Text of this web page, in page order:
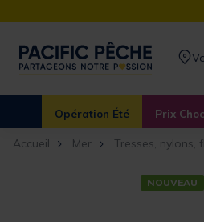
Opération Été Prix Choc
Accueil Mer Tresses, nylons,
NOUVEAU